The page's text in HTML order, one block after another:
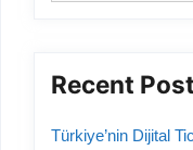
Recent
Türkiye’nin Dijital